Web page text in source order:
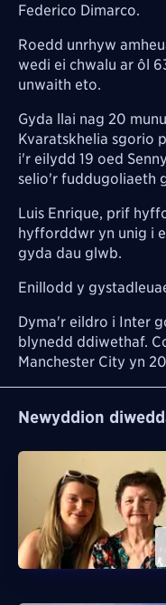
Federico Dimarco.
Roedd unrhyw
wedi ei chwalu ar ôl
unwaith eto.
Gyda llai nag 20
Kvaratskhelia sgorio
i'r eilydd 19 oed
selio'r fuddugoliaeth
Luis Enrique, prif
hyfforddwr yn unig i
gyda dau glwb.
Enillodd y
Dyma'r eildro i Inter
blynedd ddiwethaf.
Manchester City yn
Newyddion